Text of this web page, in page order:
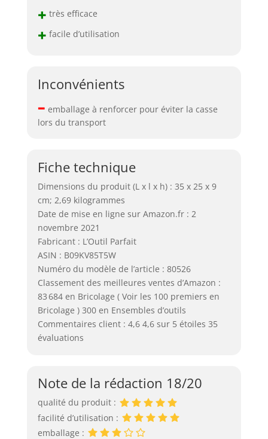
+ très efficace
+ facile d’utilisation
Inconvénients
– emballage à renforcer pour éviter la casse
lors du transport
Fiche technique
Dimensions du produit (L x l x h) : 35 x 25 x 9
cm; 2,69 kilogrammes
Date de mise en ligne sur Amazon.fr : 2
novembre 2021
Fabricant : L’Outil Parfait
ASIN : B09KV85T5W
Numéro du modèle de l’article : 80526
Classement des meilleures ventes d’Amazon :
83 684 en Bricolage ( Voir les 100 premiers en
Bricolage ) 300 en Ensembles d’outils
Commentaires client : 4,6 4,6 sur 5 étoiles 35
évaluations
Note de la rédaction 18/20
qualité du produit :
facilité d’utilisation :
emballage :